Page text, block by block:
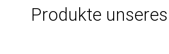
Produkte